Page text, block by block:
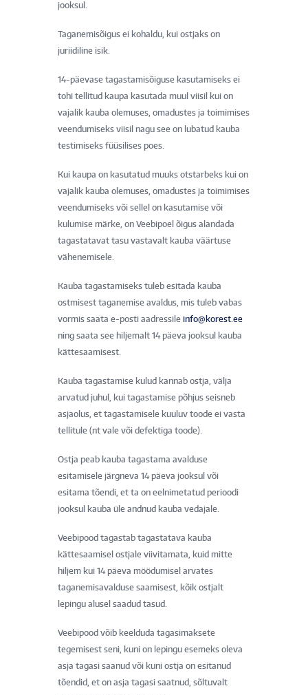
jooksul.
Taganemisõigus ei kohaldu, kui ostjaks on
juriidiline isik.
14-päevase tagastamisõiguse kasutamiseks ei
tohi tellitud kaupa kasutada muul viisil kui on
vajalik kauba olemuses, omadustes ja toimimises
veendumiseks viisil nagu see on lubatud kauba
testimiseks füüsilises poes.
Kui kaupa on kasutatud muuks otstarbeks kui on
vajalik kauba olemuses, omadustes ja toimimises
veendumiseks või sellel on kasutamise või
kulumise märke, on Veebipoel õigus alandada
tagastatavat tasu vastavalt kauba väärtuse
vähenemisele.
Kauba tagastamiseks tuleb esitada kauba
ostmisest taganemise avaldus, mis tuleb vabas
vormis saata e-posti aadressile info@korest.ee
ning saata see hiljemalt 14 päeva jooksul kauba
kättesaamisest.
Kauba tagastamise kulud kannab ostja, välja
arvatud juhul, kui tagastamise põhjus seisneb
asjaolus, et tagastamisele kuuluv toode ei vasta
tellitule (nt vale või defektiga toode).
Ostja peab kauba tagastama avalduse
esitamisele järgneva 14 päeva jooksul või
esitama tõendi, et ta on eelnimetatud perioodi
jooksul kauba üle andnud kauba vedajale.
Veebipood tagastab tagastatava kauba
kättesaamisel ostjale viivitamata, kuid mitte
hiljem kui 14 päeva möödumisel arvates
taganemisavalduse saamisest, kõik ostjalt
lepingu alusel saadud tasud.
Veebipood võib keelduda tagasimaksete
tegemisest seni, kuni on lepingu esemeks oleva
asja tagasi saanud või kuni ostja on esitanud
tõendid, et on asja tagasi saatnud, sõltuvalt